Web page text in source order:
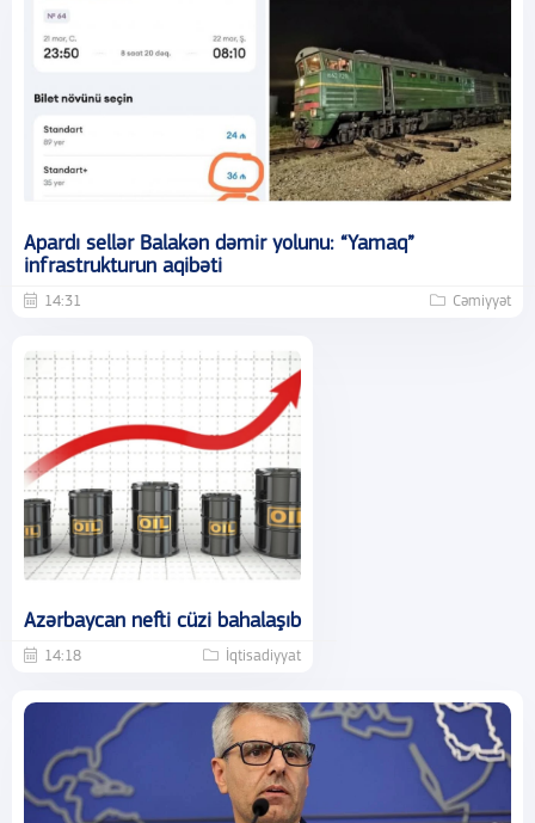
Apardı sellər Balakən dəmir yolunu: “Yamaq”
infrastrukturun aqibəti
14:31 Cəmiyyət
Azərbaycan nefti cüzi bahalaşıb
14:18 İqtisadiyyat